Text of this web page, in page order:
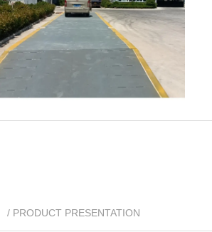
/ PRODUCT PRESENTATION